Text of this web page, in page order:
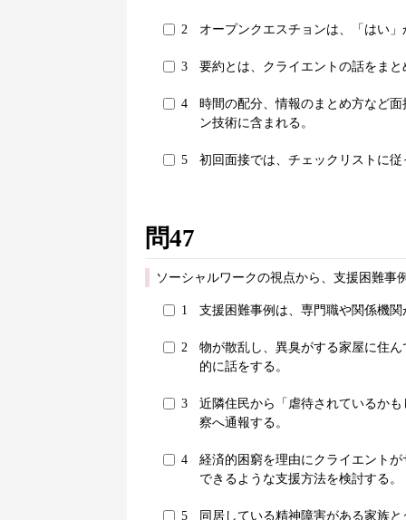
2 オープンクエスチョンは、「はい
3 要約とは、クライエントの話をま
4
時間の配分、情報のまとめ方など
ン技術に含まれる。
5 初回面接では、チェックリストに
問47
ソーシャルワークの視点から、支援困難事
1 支援困難事例は、専門職や関係機
2
物が散乱し、異臭がする家屋に住
的に話をする。
3
近隣住民から「虐待されているか
察へ通報する。
4
経済的困窮を理由にクライエント
できるような支援方法を検討する。
5
同居している精神障害がある家族